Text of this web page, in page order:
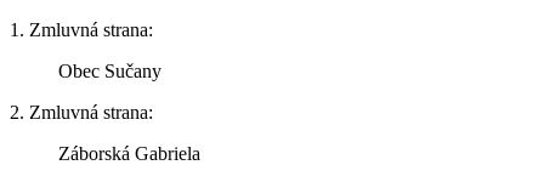
1. Zmluvná strana:
Obec Sučany
2. Zmluvná strana:
Záborská Gabriela